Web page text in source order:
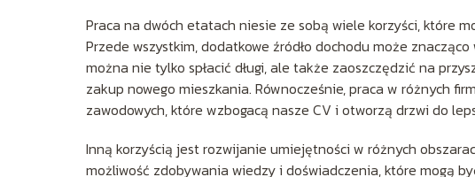
Praca na dwóch etatach niesie ze sobą wiele korzyści, które
Przede wszystkim, dodatkowe źródło dochodu może
można nie tylko spłacić długi, ale także zaoszczędzić na
zakup nowego mieszkania. Równocześnie, praca w różnych
zawodowych, które wzbogacą nasze CV i otworzą drzwi do
Inną korzyścią jest rozwijanie umiejętności w różnych
możliwość zdobywania wiedzy i doświadczenia, które mogą